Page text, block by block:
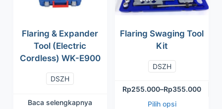
Flaring & Expander
Tool (Electric
Cordless) WK-E900
Baca selengkapnya
DSZH
Flaring Swaging Tool
Kit
Rp255.000–Rp355.000
Pilih opsi
DSZH